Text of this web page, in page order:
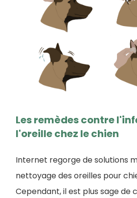
Les remèdes contre
l'oreille chez le chien
Internet regorge de solutions
nettoyage des oreilles pour
Cependant, il est plus sage de